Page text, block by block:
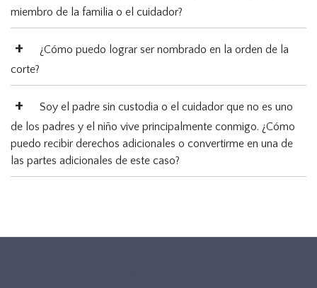
miembro de la familia o el cuidador?
¿Cómo puedo lograr ser nombrado en la orden de la
corte?
Soy el padre sin custodia o el cuidador que no es uno
de los padres y el niño vive principalmente conmigo. ¿Cómo
puedo recibir derechos adicionales o convertirme en una de
las partes adicionales de este caso?